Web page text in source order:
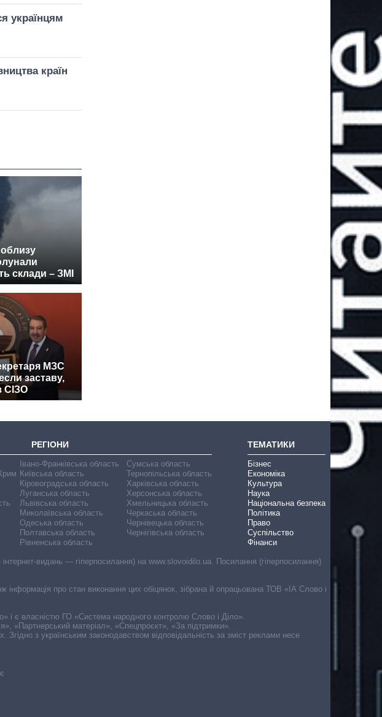
українцям
країн
склади – ЗМІ
МЗС
заставу,
СІЗО
РЕГІОНИ
Івано-Франківська область
Київська область
Кіровоградська область
Луганська область
Львівська область
Миколаївська область
Одеська область
Полтавська область
Рівненська область
Сумська область
Тернопільська область
Харківська область
Херсонська область
Хмельницька область
Черкаська область
Чернівецька область
Чернігівська область
ТЕМАТИКИ
Бізнес
Економіка
Культура
Наука
Національна безпека
Політика
Право
Суспільство
Фінанси
видань — гіперпосилання) на www.slovoidilo.ua. Посилання (гіперпосилання)
інформація про стан виконання цих обіцянок, зібрана й опрацьована ТОВ «ІА Слово і
і є власністю ГО «Система народного контролю Слово і Діло».
«Партнерський матеріал», «Спецпроєкт», «За підтримки».
з українським законодавством відповідальність за зміст реклами несе